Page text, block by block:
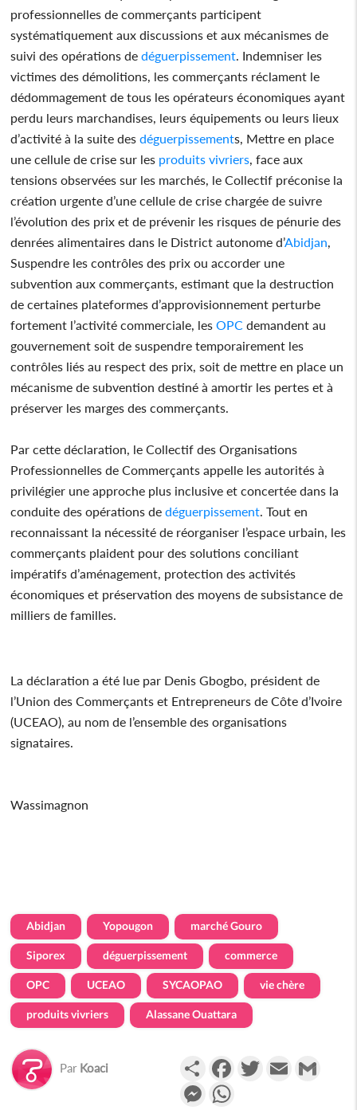
professionnelles de commerçants participent
systématiquement aux discussions et aux mécanismes de
suivi des opérations de déguerpissement . Indemniser les
victimes des démolitions, les commerçants réclament le
dédommagement de tous les opérateurs économiques ayant
perdu leurs marchandises, leurs équipements ou leurs lieux
d’activité à la suite des déguerpissements, Mettre en place
une cellule de crise sur les produits vivriers , face aux
tensions observées sur les marchés, le Collectif préconise la
création urgente d’une cellule de crise chargée de suivre
l’évolution des prix et de prévenir les risques de pénurie des
denrées alimentaires dans le District autonome d’Abidjan
Suspendre les contrôles des prix ou accorder une
subvention aux commerçants, estimant que la destruction
de certaines plateformes d’approvisionnement perturbe
fortement l’activité commerciale, les OPC demandent au
gouvernement soit de suspendre temporairement les
contrôles liés au respect des prix, soit de mettre en place un
mécanisme de subvention destiné à amortir les pertes et à
préserver les marges des commerçants.
Par cette déclaration, le Collectif des Organisations
Professionnelles de Commerçants appelle les autorités à
privilégier une approche plus inclusive et concertée dans la
conduite des opérations de déguerpissement . Tout en
reconnaissant la nécessité de réorganiser l’espace urbain, les
commerçants plaident pour des solutions conciliant
impératifs d’aménagement, protection des activités
économiques et préservation des moyens de subsistance de
milliers de familles.
La déclaration a été lue par Denis Gbogbo, président de
l’Union des Commerçants et Entrepreneurs de Côte d’Ivoire
(UCEAO), au nom de l’ensemble des organisations
signataires.
Wassimagnon
Abidjan Yopougon marché Gouro
Siporex déguerpissement commerce
OPC UCEAO SYCAOPAO vie chère
produits vivriers Alassane Ouattara
Par Koaci PartagerFacebookTwitterEmail
Messenger